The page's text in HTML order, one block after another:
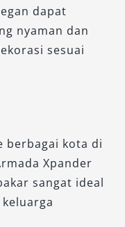
Anda yang
alam atau
manual
yang lebih
ini dilengkapi
kenyamanan
pas untuk
dapat
nyaman dan
sesuai
berbagai kota di
Xpander
sangat ideal